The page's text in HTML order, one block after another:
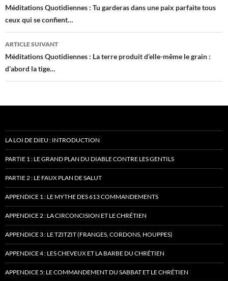
des
articles
Méditations Quotidiennes : Tu garderas dans une paix parfaite tous
ceux qui se confient…
ARTICLE SUIVANT
Méditations Quotidiennes : La terre produit d’elle-même le grain :
d’abord la tige…
LA LOI DE DIEU : INTRODUCTION
PARTIE 1 : LE GRAND PLAN DU DIABLE CONTRE LES GENTILS
PARTIE 2 : LE FAUX PLAN DE SALUT
APPENDICE 1 : LE MYTHE DES 613 COMMANDEMENTS
APPENDICE 2 : LA CIRCONCISION ET LE CHRÉTIEN
APPENDICE 3 : LE TZITZIT (FRANGES, CORDONS, HOUPPES)
APPENDICE 4 : LES CHEVEUX ET LA BARBE DU CHRÉTIEN
APPENDICE 5: LE COMMANDEMENT DU SABBAT ET LE CHRÉTIEN